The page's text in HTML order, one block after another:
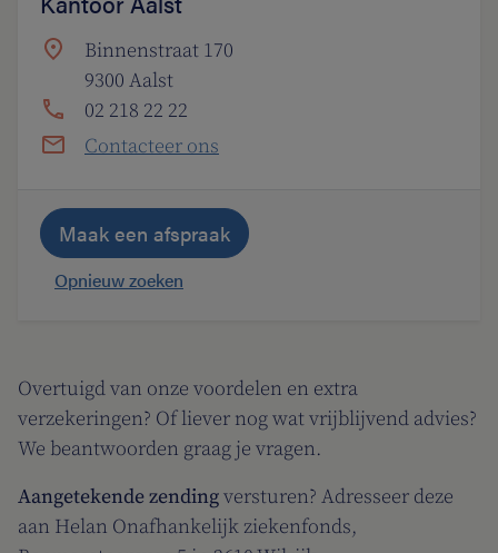
Overtuigd van onze voordelen en extra
verzekeringen? Of liever nog wat vrijblijvend advies?
We beantwoorden graag je vragen.
Aangetekende zendingversturen? Adresseer deze
aan Helan Onafhankelijk ziekenfonds,
Binnenstraat 170
9300 Aalst
02 218 22 22
Contacteer ons
Maak een afspraak
Opnieuw zoeken